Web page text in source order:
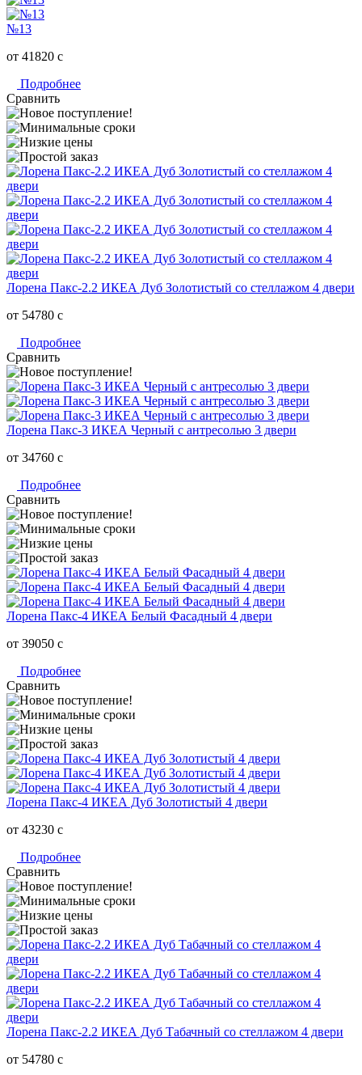
№13
от 41820 c
Подробнее
Сравнить
Лорена Пакс-2.2 ИКЕА Дуб Золотистый со стеллажом 4 двери
от 54780 c
Подробнее
Сравнить
Лорена Пакс-3 ИКЕА Черный с антресолью 3 двери
от 34760 c
Подробнее
Сравнить
Лорена Пакс-4 ИКЕА Белый Фасадный 4 двери
от 39050 c
Подробнее
Сравнить
Лорена Пакс-4 ИКЕА Дуб Золотистый 4 двери
от 43230 c
Подробнее
Сравнить
Лорена Пакс-2.2 ИКЕА Дуб Табачный со стеллажом 4 двери
от 54780 c